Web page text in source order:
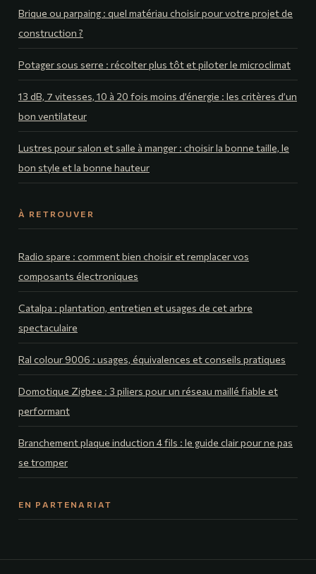
Brique ou parpaing : quel matériau choisir pour votre projet de
construction ?
Potager sous serre : récolter plus tôt et piloter le microclimat
13 dB, 7 vitesses, 10 à 20 fois moins d’énergie : les critères d’un
bon ventilateur
Lustres pour salon et salle à manger : choisir la bonne taille, le
bon style et la bonne hauteur
À RETROUVER
Radio spare : comment bien choisir et remplacer vos
composants électroniques
Catalpa : plantation, entretien et usages de cet arbre
spectaculaire
Ral colour 9006 : usages, équivalences et conseils pratiques
Domotique Zigbee : 3 piliers pour un réseau maillé fiable et
performant
Branchement plaque induction 4 fils : le guide clair pour ne pas
se tromper
EN PARTENARIAT